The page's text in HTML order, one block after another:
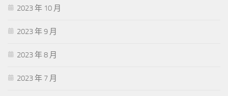
2023 年 10 月
2023 年 9 月
2023 年 8 月
2023 年 7 月